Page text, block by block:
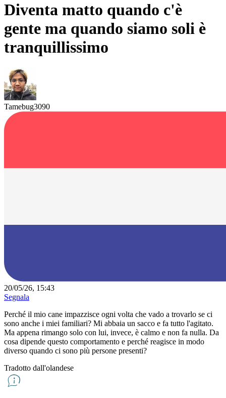
Diventa matto quando c'è
gente ma quando siamo soli è
tranquillissimo
Tamebug3090
20/05/26, 15:43
Segnala
Perché il mio cane impazzisce ogni volta che vado a trovarlo se ci
sono anche i miei familiari? Mi abbaia un sacco e fa tutto l'agitato.
Ma appena rimango solo con lui, invece, è calmo e non fa nulla. Da
cosa dipende questo comportamento e perché reagisce in modo
diverso quando ci sono più persone presenti?
Tradotto dall'olandese